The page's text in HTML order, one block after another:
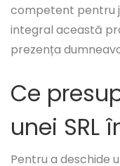
competent pentru
integral această
prezența
Ce
unei SRL
Pentru a deschide